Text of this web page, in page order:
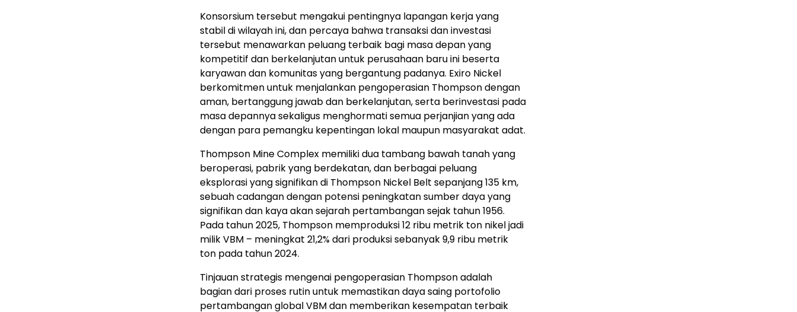
Konsorsium tersebut mengakui pentingnya lapangan kerja yang
stabil di wilayah ini, dan percaya bahwa transaksi dan investasi
tersebut menawarkan peluang terbaik bagi masa depan yang
kompetitif dan berkelanjutan untuk perusahaan baru ini beserta
karyawan dan komunitas yang bergantung padanya. Exiro Nickel
berkomitmen untuk menjalankan pengoperasian Thompson dengan
aman, bertanggung jawab dan berkelanjutan, serta berinvestasi pada
masa depannya sekaligus menghormati semua perjanjian yang ada
dengan para pemangku kepentingan lokal maupun masyarakat adat.
Thompson Mine Complex memiliki dua tambang bawah tanah yang
beroperasi, pabrik yang berdekatan, dan berbagai peluang
eksplorasi yang signifikan di Thompson Nickel Belt sepanjang 135 km,
sebuah cadangan dengan potensi peningkatan sumber daya yang
signifikan dan kaya akan sejarah pertambangan sejak tahun 1956.
Pada tahun 2025, Thompson memproduksi 12 ribu metrik ton nikel jadi
milik VBM – meningkat 21,2% dari produksi sebanyak 9,9 ribu metrik
ton pada tahun 2024.
Tinjauan strategis mengenai pengoperasian Thompson adalah
bagian dari proses rutin untuk memastikan daya saing portofolio
pertambangan global VBM dan memberikan kesempatan terbaik